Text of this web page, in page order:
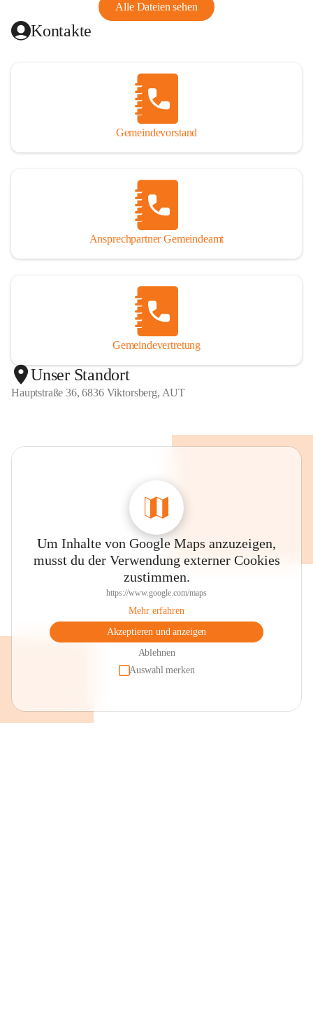
Alle Dateien sehen
Kontakte
Gemeindevorstand
Ansprechpartner Gemeindeamt
Gemeindevertretung
Unser Standort
Hauptstraße 36, 6836 Viktorsberg, AUT
Um Inhalte von Google Maps anzuzeigen,
musst du der Verwendung externer Cookies
zustimmen.
https://www.google.com/maps
Mehr erfahren
Akzeptieren und anzeigen
Ablehnen
Auswahl merken